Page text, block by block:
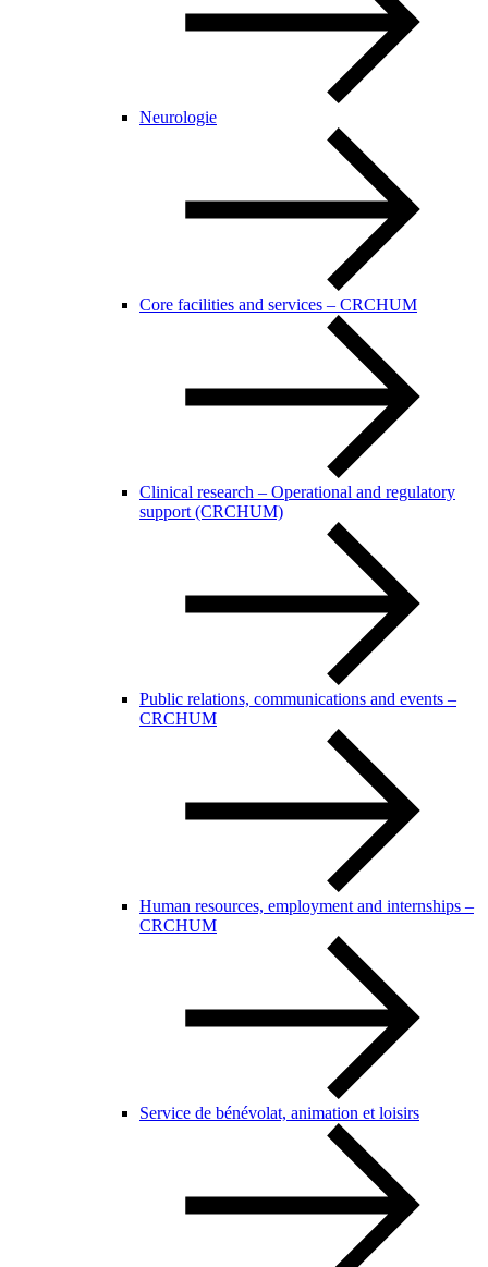
Neurologie
Core facilities and services – CRCHUM
Clinical research – Operational and regulatory
support (CRCHUM)
Public relations, communications and events –
CRCHUM
Human resources, employment and internships –
CRCHUM
Service de bénévolat, animation et loisirs